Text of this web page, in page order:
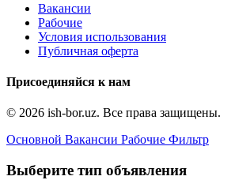
Вакансии
Рабочие
Условия использования
Публичная оферта
Присоединяйся к нам
© 2026 ish-bor.uz. Все права защищены.
Основной Вакансии Рабочие Фильтр
Выберите тип объявления